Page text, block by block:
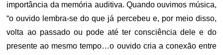
importância da memória auditiva. Quando ouvimos música,
“o ouvido lembra-se do que já percebeu e, por meio disso,
volta ao passado ou pode até ter consciência dele e do
presente ao mesmo tempo…o ouvido cria a conexão entre